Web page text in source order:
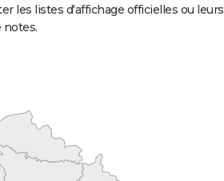
les listes d'affichage officielles ou leurs
notes.